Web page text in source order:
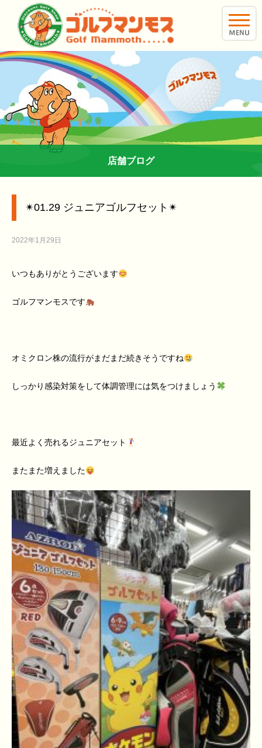
店舗ブログ
✴︎01.29 ジュニアゴルフセット✴︎
2022年1月29日
いつもありがとうございます
ゴルフマンモスです
オミクロン株の流行がまだまだ続きそうですね
しっかり感染対策をして体調管理には気をつけましょう
最近よく売れるジュニアセット
またまた増えました